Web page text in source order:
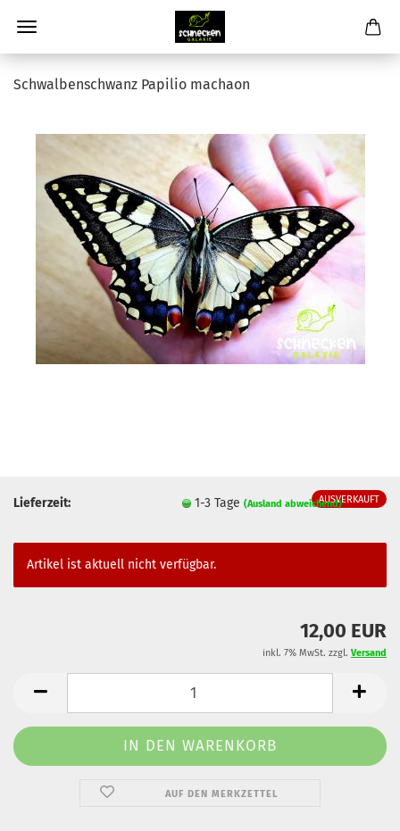
Schwalbenschwanz Papilio machaon
AUSVERKAUFT
Lieferzeit: 1-3 Tage(Ausland abweichend)
Artikel ist aktuell nicht verfügbar.
12,00 EUR
inkl. 7% MwSt. zzgl. Versand
AUF DEN MERKZETTEL